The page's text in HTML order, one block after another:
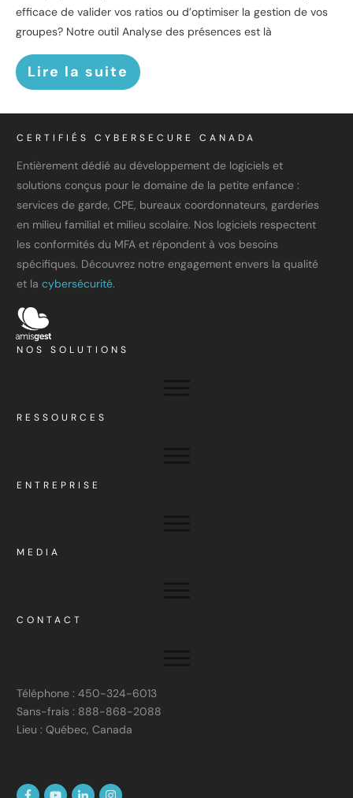
efficace de valider vos ratios ou d’optimiser la gestion de vos
groupes? Notre outil Analyse des présences est là
Lire la suite
CERTIFIÉS CYBERSECURE CANADA
Entièrement dédié au développement de logiciels et
solutions conçus pour le domaine de la petite enfance :
services de garde, CPE, bureaux coordonnateurs, garderies
en milieu familial et milieu scolaire. Nos logiciels respectent
les conformités du MFA et répondent à vos besoins
spécifiques. Découvrez notre engagement envers la qualité
et la cybersécurité.
NOS SOLUTIONS
RESSOURCES
ENTREPRISE
MEDIA
CONTACT
Téléphone : 450-324-6013
Sans-frais : 888-868-2088
Lieu : Québec, Canada